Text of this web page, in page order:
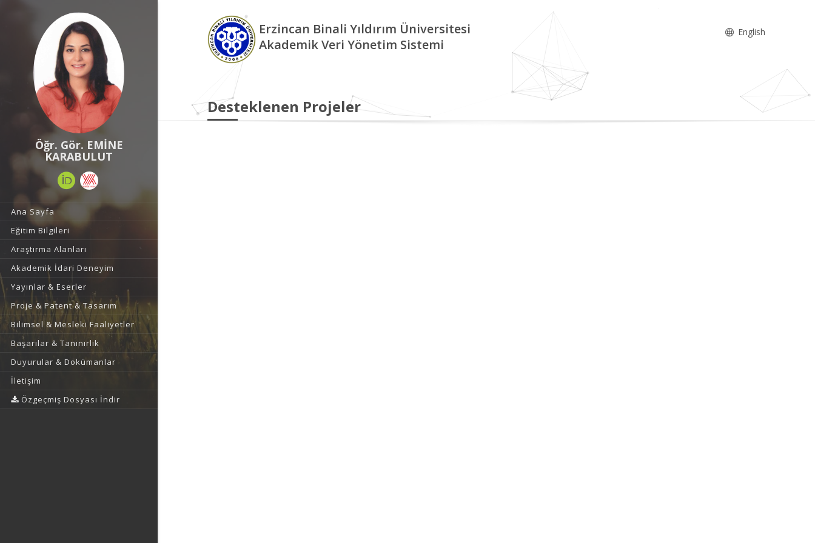
Öğr. Gör. EMİNE
KARABULUT
Ana Sayfa
Eğitim Bilgileri
Araştırma Alanları
Akademik İdari Deneyim
Yayınlar & Eserler
Proje & Patent & Tasarım
Bilimsel & Mesleki Faaliyetler
Başarılar & Tanınırlık
Duyurular & Dokümanlar
İletişim
Özgeçmiş Dosyası İndir
Erzincan Binali Yıldırım Üniversitesi
Akademik Veri Yönetim Sistemi
English
Desteklenen Projeler